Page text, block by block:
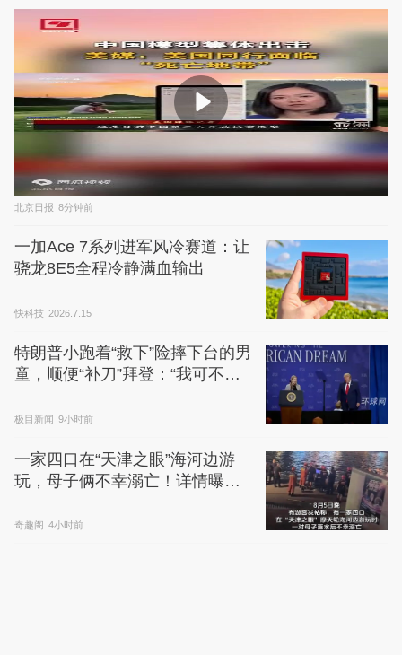
北京日报 8分钟前
一加Ace 7系列进军风冷赛道：让
骁龙8E5全程冷静满血输出
快科技 2026.7.15
特朗普小跑着“救下”险摔下台的男
童，顺便“补刀”拜登：“我可不想
极目新闻 9小时前
一家四口在“天津之眼”海河边游
玩，母子俩不幸溺亡！详情曝
奇趣阁 4小时前